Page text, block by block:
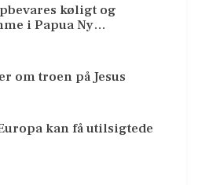
køligt og
i Papua Ny…
om troen på Jesus
kan få utilsigtede